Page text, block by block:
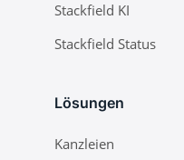
Stackfield KI
Stackfield Status
Lösungen
Kanzleien